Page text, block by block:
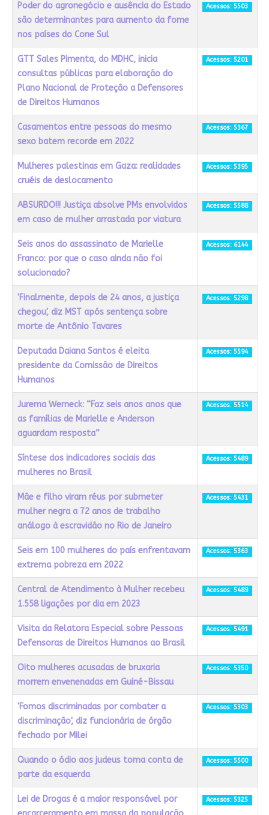
Poder do agronegócio e ausência do Estado
são determinantes para aumento da fome
nos países do Cone Sul
Acessos: 5503
GTT Sales Pimenta, do MDHC, inicia
consultas públicas para elaboração do
Plano Nacional de Proteção a Defensores
de Direitos Humanos
Acessos: 5201
Casamentos entre pessoas do mesmo
sexo batem recorde em 2022
Acessos: 5367
Mulheres palestinas em Gaza: realidades
cruéis de deslocamento
Acessos: 5395
ABSURDO!!! Justiça absolve PMs envolvidos
em caso de mulher arrastada por viatura
Acessos: 5588
Seis anos do assassinato de Marielle
Franco: por que o caso ainda não foi
solucionado?
Acessos: 6144
'Finalmente, depois de 24 anos, a justiça
chegou', diz MST após sentença sobre
morte de Antônio Tavares
Acessos: 5298
Deputada Daiana Santos é eleita
presidente da Comissão de Direitos
Humanos
Acessos: 5594
Jurema Werneck: “Faz seis anos anos que
as famílias de Marielle e Anderson
aguardam resposta”
Acessos: 5514
Síntese dos indicadores sociais das
mulheres no Brasil
Acessos: 5489
Mãe e filho viram réus por submeter
mulher negra a 72 anos de trabalho
análogo à escravidão no Rio de Janeiro
Acessos: 5431
Seis em 100 mulheres do país enfrentavam
extrema pobreza em 2022
Acessos: 5363
Central de Atendimento à Mulher recebeu
1.558 ligações por dia em 2023
Acessos: 5489
Visita da Relatora Especial sobre Pessoas
Defensoras de Direitos Humanos ao Brasil
Acessos: 5491
Oito mulheres acusadas de bruxaria
morrem envenenadas em Guiné-Bissau
Acessos: 5350
'Fomos discriminadas por combater a
discriminação', diz funcionária de órgão
fechado por Milei
Acessos: 5303
Quando o ódio aos judeus toma conta de
parte da esquerda
Acessos: 5500
Lei de Drogas é a maior responsável por
Acessos: 5325